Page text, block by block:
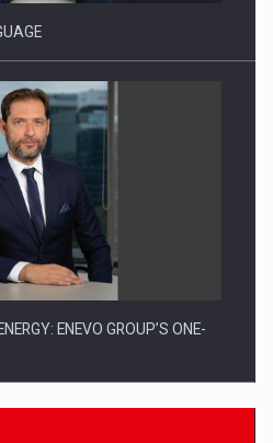
ENEVO GROUP’S ONE-